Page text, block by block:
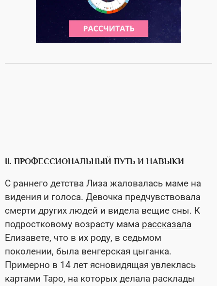
II. ПРОФЕССИОНАЛЬНЫЙ ПУТЬ И НАВЫКИ
С раннего детства Лиза жаловалась маме на
видения и голоса. Девочка предчувствовала
смерти других людей и видела вещие сны. К
подростковому возрасту мама рассказала
Елизавете, что в их роду, в седьмом
поколении, была венгерская цыганка.
Примерно в 14 лет ясновидящая увлеклась
картами Таро, на которых делала расклады